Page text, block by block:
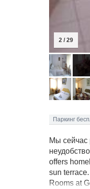
2 / 29
Паркинг
Мы сейчас
offers
sun
Rooms at